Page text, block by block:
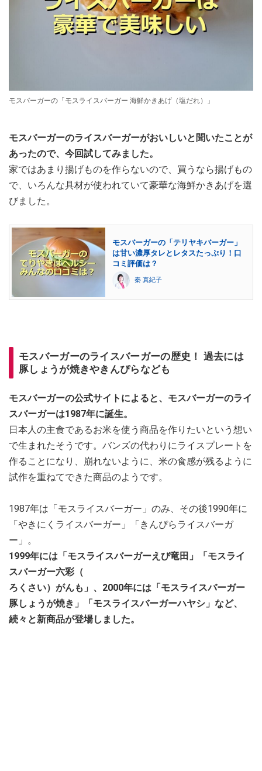
モスバーガーの「モスライスバーガー 海鮮かきあげ（塩だれ）」
モスバーガーのライスバーガーがおいしいと聞いたことが
あったので、今回試してみました。
家ではあまり揚げものを作らないので、買うなら揚げもの
で、いろんな具材が使われていて豪華な海鮮かきあげを選
びました。
モスバーガーの「テリヤキバーガー」
は甘い濃厚タレとレタスたっぷり！口
コミ評価は？
秦 真紀子
モスバーガーのライスバーガーの歴史！ 過去には
豚しょうが焼きやきんぴらなども
モスバーガーの公式サイトによると、モスバーガーのライ
スバーガーは1987年に誕生。
日本人の主食であるお米を使う商品を作りたいという想い
で生まれたそうです。バンズの代わりにライスプレートを
作ることになり、崩れないように、米の食感が残るように
試作を重ねてできた商品のようです。
1987年は「モスライスバーガー」のみ、その後1990年に
「やきにくライスバーガー」「きんぴらライスバーガ
ー」。
1999年には「モスライスバーガーえび竜田」「モスライ
スバーガー六彩（
ろくさい）がんも」、2000年には「モスライスバーガー
豚しょうが焼き」「モスライスバーガーハヤシ」など、
続々と新商品が登場しました。